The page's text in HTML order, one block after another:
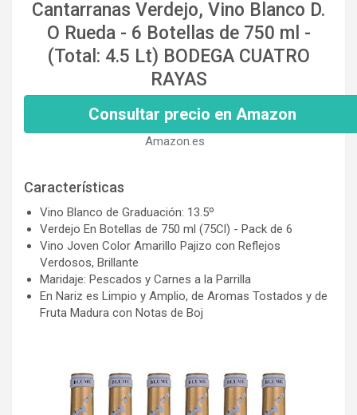
Cantarranas Verdejo, Vino Blanco D.
O Rueda - 6 Botellas de 750 ml -
(Total: 4.5 Lt) BODEGA CUATRO
RAYAS
Consultar precio en Amazon
Amazon.es
Características
Vino Blanco de Graduación: 13.5º
Verdejo En Botellas de 750 ml (75Cl) - Pack de 6
Vino Joven Color Amarillo Pajizo con Reflejos
Verdosos, Brillante
Maridaje: Pescados y Carnes a la Parrilla
En Nariz es Limpio y Amplio, de Aromas Tostados y de
Fruta Madura con Notas de Boj